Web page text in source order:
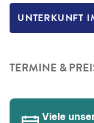
UNTERKUNFT
TERMINE &
Viele